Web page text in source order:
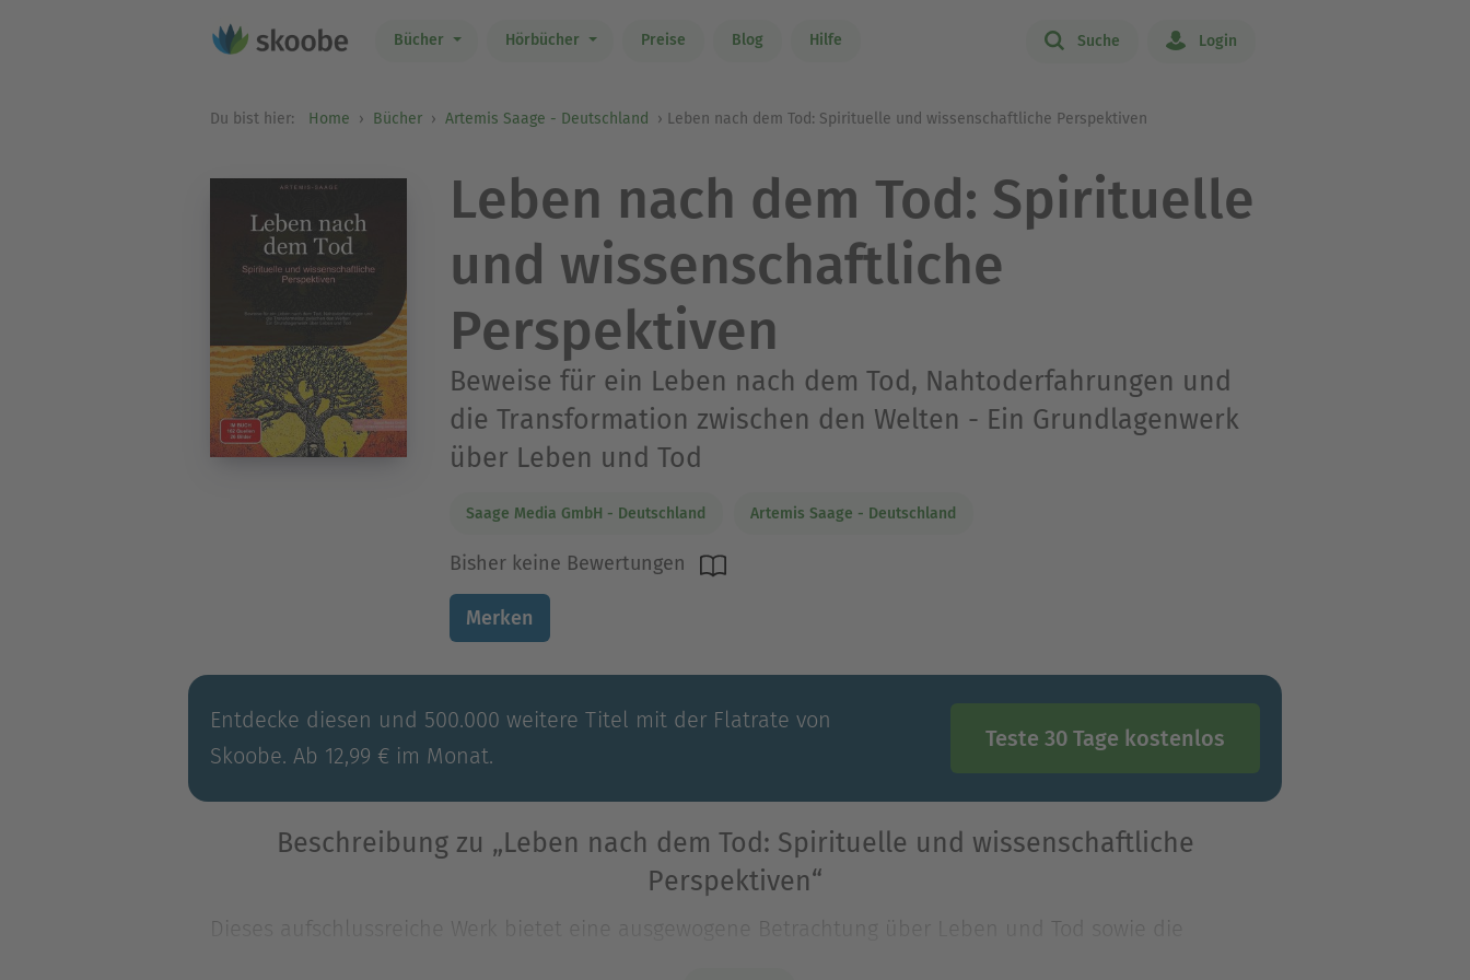
Bücher Hörbücher Preise Blog Hilfe Suche Login
Du bist hier: Home Bücher Artemis Saage - Deutschland Leben nach dem Tod: Spirituelle und wissenschaftliche Perspektiven
Leben nach dem Tod: Spirituelle
und wissenschaftliche
Perspektiven
Beweise für ein Leben nach dem Tod, Nahtoderfahrungen und
die Transformation zwischen den Welten - Ein Grundlagenwerk
über Leben und Tod
Saage Media GmbH - Deutschland Artemis Saage - Deutschland
Bisher keine Bewertungen
Merken
Entdecke diesen und 500.000 weitere Titel mit der Flatrate von
Skoobe. Ab 12,99 € im Monat.
Teste 30 Tage kostenlos
Beschreibung zu „Leben nach dem Tod: Spirituelle und wissenschaftliche
Perspektiven“
Dieses aufschlussreiche Werk bietet eine ausgewogene Betrachtung über Leben und Tod sowie die